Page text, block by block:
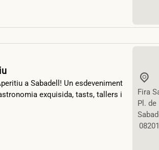
a Sabadell! Un esdeveniment
exquisida, tasts, tallers i
Fira
Pl. de
08201